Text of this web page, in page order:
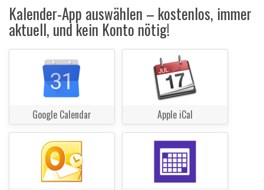
Kalender-App auswählen – kostenlos, immer
aktuell, und kein Konto nötig!
Google Calendar Apple iCal